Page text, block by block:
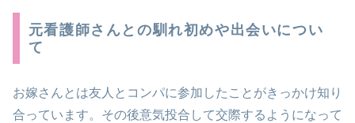
元看護師さんとの馴れ初めや出会いについ
て
お嫁さんとは友人とコンパに参加したことがきっかけ知り
合っています。その後意気投合して交際するようになって